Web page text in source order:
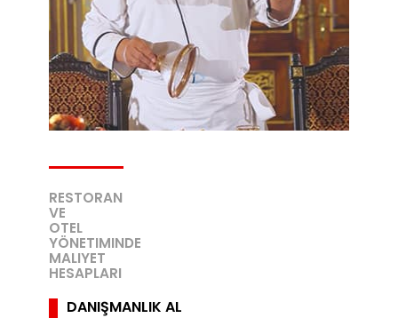
RESTORAN
VE
OTEL
YÖNETIMINDE
MALIYET
HESAPLARI
DANIŞMANLIK AL